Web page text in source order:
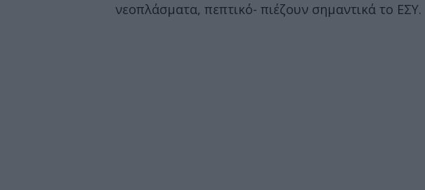
νεοπλάσματα, πεπτικό- πιέζουν σημαντικά το ΕΣΥ.